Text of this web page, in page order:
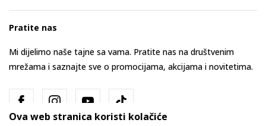
Pratite nas
Mi dijelimo naše tajne sa vama. Pratite nas na društvenim
mrežama i saznajte sve o promocijama, akcijama i novitetima.
Ova web stranica koristi kolačiće